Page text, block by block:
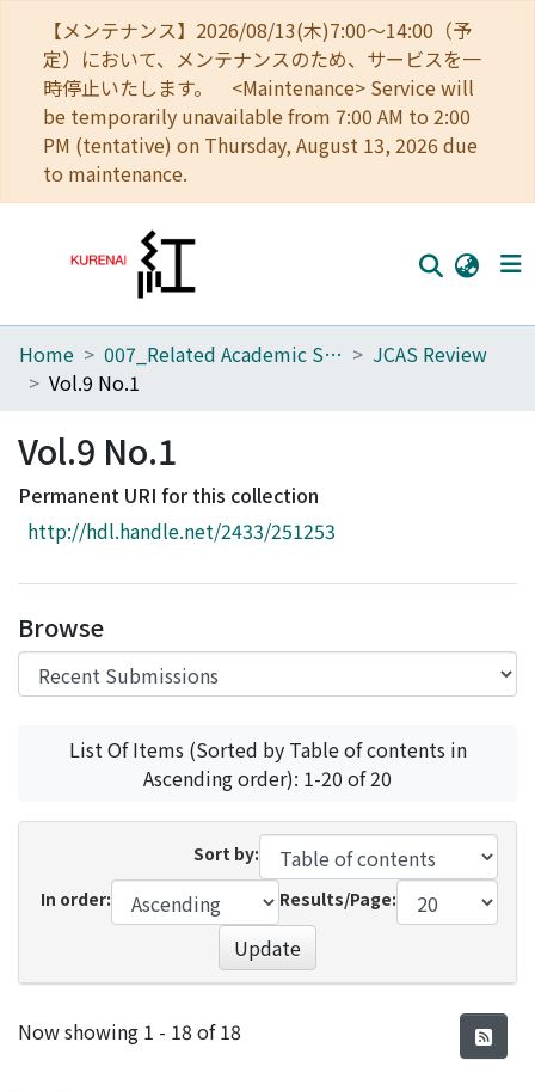
【メンテナンス】2026/08/13(木)7:00～14:00（予
定）において、メンテナンスのため、サービスを一
時停止いたします。 <Maintenance> Service will
be temporarily unavailable from 7:00 AM to 2:00
PM (tentative) on Thursday, August 13, 2026 due
to maintenance.
Home
Browse
Download Ranking
Access Statistics
Home 007_Related Academic Societies
JCAS Review
Vol.9 No.1
Vol.9 No.1
Permanent URI for this collection
http://hdl.handle.net/2433/251253
Browse
List Of Items (Sorted by Table of contents in
Ascending order): 1-20 of 20
Sort by:
In order:
Results/Page:
Update
Recent Submissions
Now showing 1 - 18 of 18